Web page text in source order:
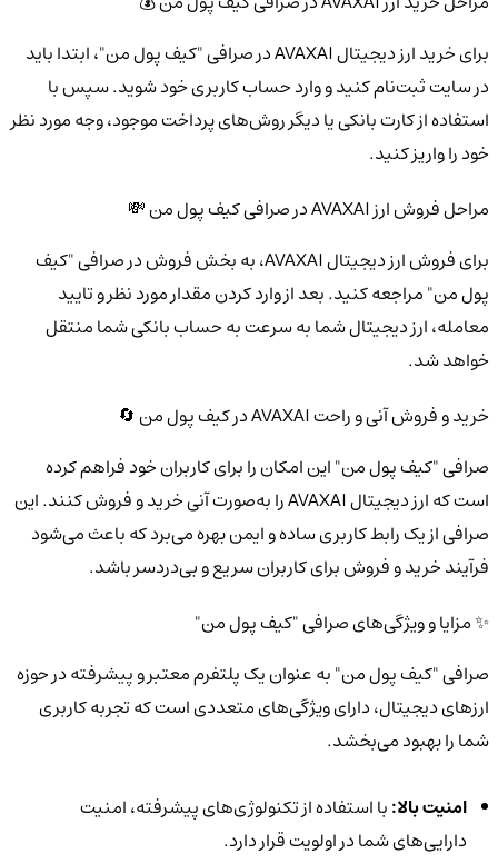
برای خرید ارز دیجیتال AVAXAI در صرافی "کیف پول من"، ابتدا باید
در سایت ثبت‌نام کنید و وارد حساب کاربری خود شوید. سپس با
استفاده از کارت بانکی یا دیگر روش‌های پرداخت موجود، وجه مورد نظر
خود را واریز کنید.
مراحل فروش ارز AVAXAI در صرافی کیف پول من 💸
برای فروش ارز دیجیتال AVAXAI، به بخش فروش در صرافی "کیف
پول من" مراجعه کنید. بعد از وارد کردن مقدار مورد نظر و تایید
معامله، ارز دیجیتال شما به سرعت به حساب بانکی شما منتقل
خواهد شد.
خرید و فروش آنی و راحت AVAXAI در کیف پول من 🔄
صرافی "کیف پول من" این امکان را برای کاربران خود فراهم کرده
است که ارز دیجیتال AVAXAI را به‌صورت آنی خرید و فروش کنند. این
صرافی از یک رابط کاربری ساده و ایمن بهره می‌برد که باعث می‌شود
فرآیند خرید و فروش برای کاربران سریع و بی‌دردسر باشد.
✨ مزایا و ویژگی‌های صرافی "کیف پول من"
صرافی "کیف پول من" به عنوان یک پلتفرم معتبر و پیشرفته در حوزه
ارزهای دیجیتال، دارای ویژگی‌های متعددی است که تجربه کاربری
شما را بهبود می‌بخشد.
امنیت بالا:با استفاده از تکنولوژی‌های پیشرفته، امنیت
دارایی‌های شما در اولویت قرار دارد.